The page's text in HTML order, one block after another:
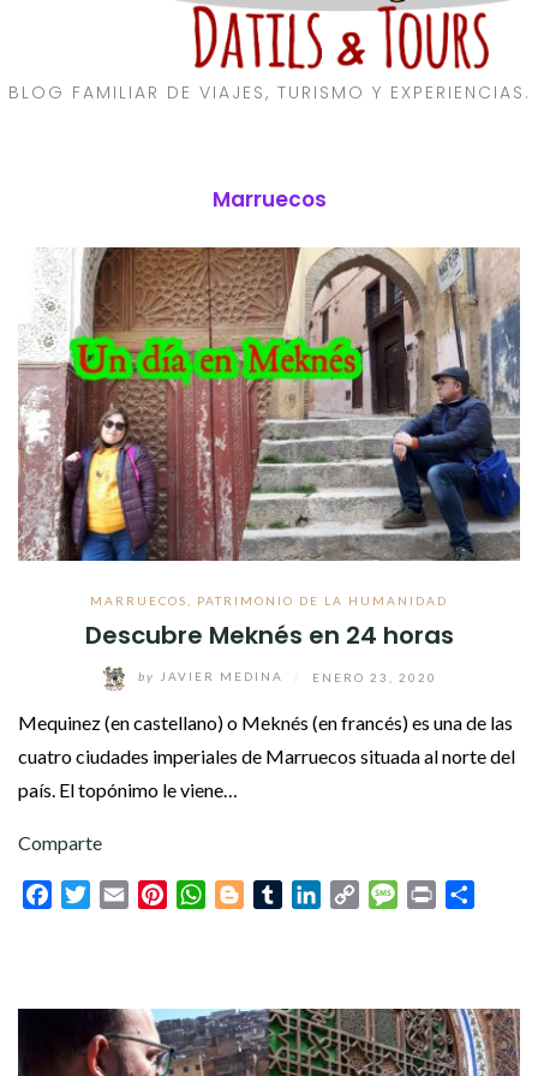
BLOG FAMILIAR DE VIAJES, TURISMO Y EXPERIENCIAS.
Marruecos
MARRUECOS PATRIMONIO DE LA HUMANIDAD
Descubre Meknés en 24 horas
by JAVIER MEDINA ENERO 23, 2020
Mequinez (en castellano) o Meknés (en francés) es una de las
cuatro ciudades imperiales de Marruecos situada al norte del
país. El topónimo le viene…
Comparte
FacebookTwitterEmail PinterestWhatsAppBloggerTumblrLinkedIn
Copy
Message
Print